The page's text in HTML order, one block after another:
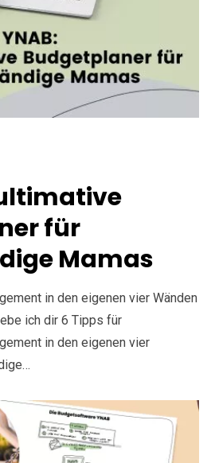
für
Mamas
in den eigenen vier Wänden
ich dir 6 Tipps für
in den eigenen vier